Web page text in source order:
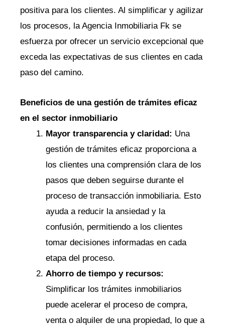
positiva para los clientes. Al simplificar y agilizar
los procesos, la Agencia Inmobiliaria Fk se
esfuerza por ofrecer un servicio excepcional que
exceda las expectativas de sus clientes en cada
paso del camino.
Beneficios de una gestión de trámites eficaz
en el sector inmobiliario
Mayor transparencia y claridad: Una
gestión de trámites eficaz proporciona a
los clientes una comprensión clara de los
pasos que deben seguirse durante el
proceso de transacción inmobiliaria. Esto
ayuda a reducir la ansiedad y la
confusión, permitiendo a los clientes
tomar decisiones informadas en cada
etapa del proceso.
Ahorro de tiempo y recursos:
Simplificar los trámites inmobiliarios
puede acelerar el proceso de compra,
venta o alquiler de una propiedad, lo que a